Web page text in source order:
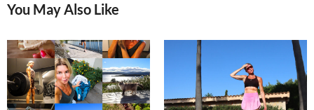
You May Also Like